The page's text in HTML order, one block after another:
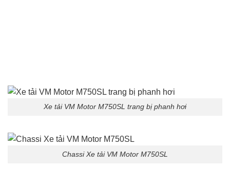
Xe tải VM Motor M750SL trang bị phanh hơi
Chassi Xe tải VM Motor M750SL